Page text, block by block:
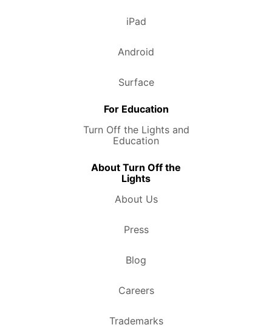
iPad
Android
Surface
For Education
Turn Off the Lights and
Education
About Turn Off the
Lights
About Us
Press
Blog
Careers
Trademarks